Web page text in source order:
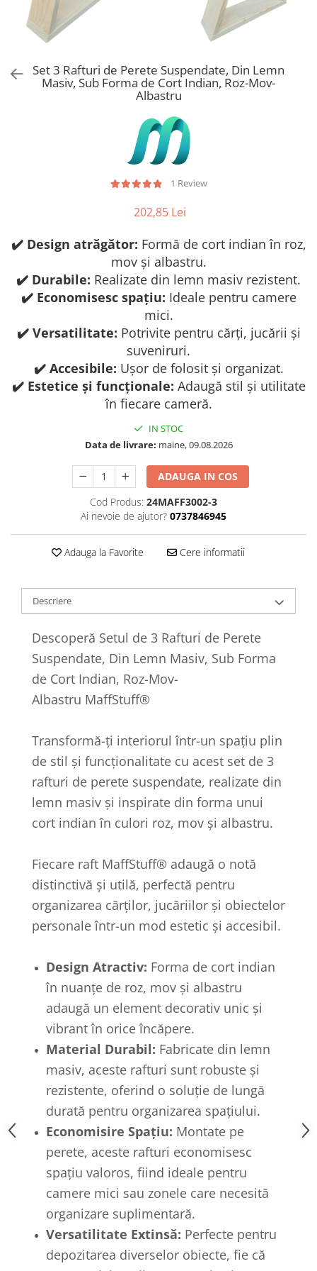
Stickere Copii
Stickere Florale
Stickere Pentru Usi
Unelte - Accesorii DIY
Set 3 Rafturi de Perete Suspendate, Din Lemn
Masiv, Sub Forma de Cort Indian, Roz-Mov-
Albastru
1 Review
202,85 Lei
✔️ Design atrăgător: Formă de cort indian în roz,
mov și albastru.
✔️ Durabile: Realizate din lemn masiv rezistent.
✔️ Economisesc spațiu: Ideale pentru camere
mici.
✔️ Versatilitate: Potrivite pentru cărți, jucării și
suveniruri.
✔️ Accesibile: Ușor de folosit și organizat.
✔️ Estetice și funcționale: Adaugă stil și utilitate
în fiecare cameră.
IN STOC
Data de livrare: maine, 09.08.2026
ADAUGA IN COS
Cod Produs: 24MAFF3002-3
Ai nevoie de ajutor? 0737846945
Adauga la Favorite Cere informatii
Descriere
Descoperă Setul de 3 Rafturi de Perete
Suspendate, Din Lemn Masiv, Sub Forma
de Cort Indian, Roz-Mov-
Albastru MaffStuff®
Transformă-ți interiorul într-un spațiu plin
de stil și funcționalitate cu acest set de 3
rafturi de perete suspendate, realizate din
lemn masiv și inspirate din forma unui
cort indian în culori roz, mov și albastru.
Fiecare raft MaffStuff® adaugă o notă
distinctivă și utilă, perfectă pentru
organizarea cărților, jucăriilor și obiectelor
personale într-un mod estetic și accesibil.
Design Atractiv: Forma de cort indian
în nuanțe de roz, mov și albastru
adaugă un element decorativ unic și
vibrant în orice încăpere.
Material Durabil: Fabricate din lemn
masiv, aceste rafturi sunt robuste și
rezistente, oferind o soluție de lungă
durată pentru organizarea spațiului.
Economisire Spațiu: Montate pe
perete, aceste rafturi economisesc
spațiu valoros, fiind ideale pentru
camere mici sau zonele care necesită
organizare suplimentară.
Versatilitate Extinsă: Perfecte pentru
depozitarea diverselor obiecte, fie că